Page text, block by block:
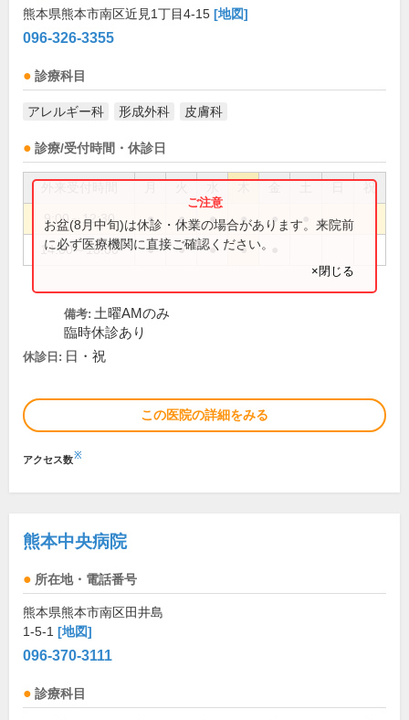
熊本県熊本市南区近見1丁目4-15 [地図]
096-326-3355
診療科目
アレルギー科 形成外科 皮膚科
診療/受付時間・休診日
祝
9:00～12:30 ● ● ● ● ●
14:00～18:00 ● ● ● ●
お盆(8月中旬)は休診・休業の場合があります。来院前
に必ず医療機関に直接ご確認ください。
×閉じる
備考: 土曜AMのみ
臨時休診あり
休診日: 日・祝
この医院の詳細をみる
アクセス数※
熊本中央病院
所在地・電話番号
熊本県熊本市南区田井島
1-5-1 [地図]
096-370-3111
診療科目